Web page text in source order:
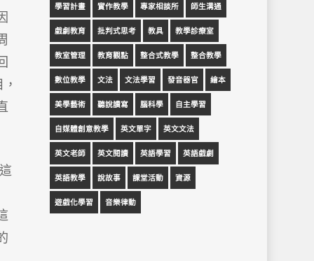
學習計畫 實作教學 專家相談所 師生溝通
戲劇教育 批判式思考 教具 教學診療室
教室管理 教育觀點 整合式教學 整合教學
數位教學 文法 文法學習 發音器官 繪本
美學藝術 聽說讀寫 腦科學 自主學習
自媒體創意教學 英文單字 英文文法
英文老師 英文閱讀 英語學習 英語戲劇
英語教學 說故事 課堂活動 資源
遊戲化學習 音樂律動